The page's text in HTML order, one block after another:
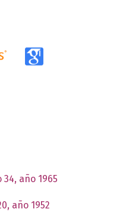
año 1965
año 1952